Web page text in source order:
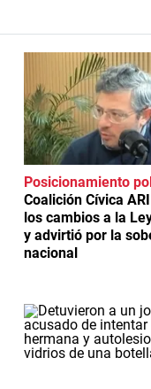
Posicionamiento
Coalición Cívica
los cambios a la
y advirtió por la
nacional